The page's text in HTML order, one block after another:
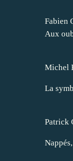
Fabien
Aux
Michel
La
Patrick